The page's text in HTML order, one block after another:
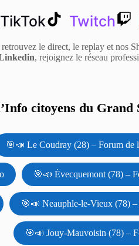
TikTok Twitch
le direct, le replay et nos
, rejoignez le réseau
citoyens du
🎯📣 Le Coudray (28) – Forum de
🎯📣 Évecquemont (78) –
🎯📣 Neauphle-le-Vieux (78)
🎯📣 Jouy-Mauvoisin (78) –